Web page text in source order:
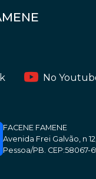
No
FACENE FAMENE
Avenida Frei Galvão, n
Pessoa/PB. CEP:58067-